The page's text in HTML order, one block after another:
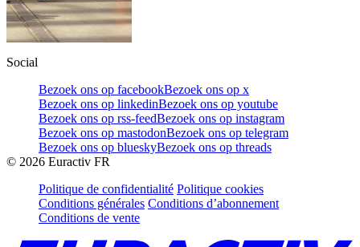
Social
Bezoek ons op facebookBezoek ons op x
Bezoek ons op linkedinBezoek ons op youtube
Bezoek ons op rss-feedBezoek ons op instagram
Bezoek ons op mastodonBezoek ons op telegram
Bezoek ons op blueskyBezoek ons op threads
© 2026 Euractiv FR
Politique de confidentialité Politique cookies
Conditions générales Conditions d’abonnement
Conditions de vente